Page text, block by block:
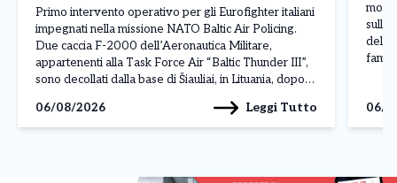
Primo intervento operativo per gli Eurofighter italiani
impegnati nella missione NATO Baltic Air Policing.
Due caccia F-2000 dell’Aeronautica Militare,
appartenenti alla Task Force Air “Baltic Thunder III”,
sono decollati dalla base di Šiauliai, in Lituania, dopo
(CAOC) della NATO di Uedem, in Germania, per
monitorare due velivoli militari […]
06/08/2026 Leggi Tutto
della
di […]
06/